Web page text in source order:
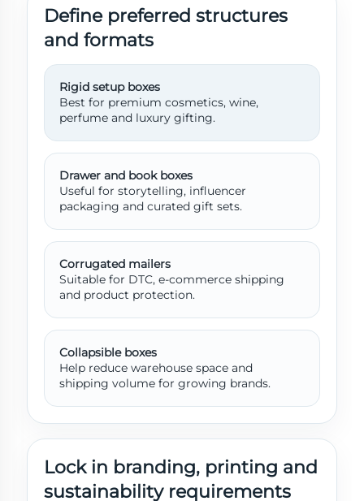
Define preferred structures
and formats
Rigid setup boxes
Best for premium cosmetics, wine,
perfume and luxury gifting.
Drawer and book boxes
Useful for storytelling, influencer
packaging and curated gift sets.
Corrugated mailers
Suitable for DTC, e-commerce shipping
and product protection.
Collapsible boxes
Help reduce warehouse space and
shipping volume for growing brands.
Lock in branding, printing and
sustainability requirements